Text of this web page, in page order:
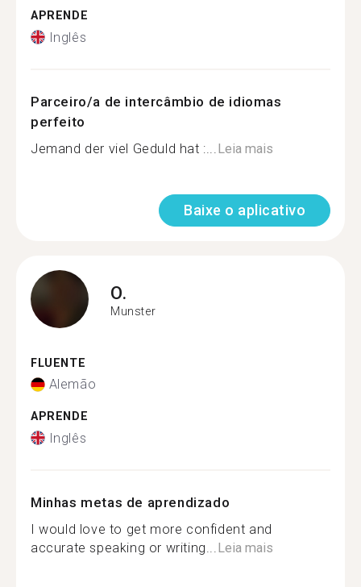
APRENDE
Inglês
Parceiro/a de intercâmbio de idiomas
perfeito
Jemand der viel Geduld hat :... Leia mais
Baixe o aplicativo
O.
Munster
FLUENTE
Alemão
APRENDE
Inglês
Minhas metas de aprendizado
I would love to get more confident and
accurate speaking or writing... Leia mais